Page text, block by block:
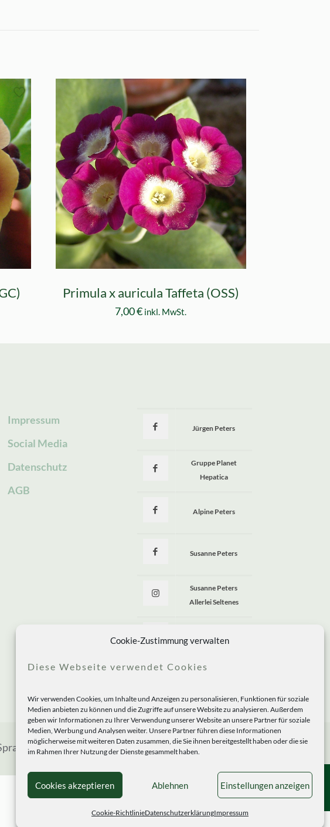
Cookie-Zustimmung verwalten
Diese Webseite verwendet Cookies
Wir verwenden Cookies, um Inhalte und Anzeigen zu personalisieren, Funktionen für soziale
Medien anbieten zu können und die Zugriffe auf unsere Website zu analysieren. Außerdem
geben wir Informationen zu Ihrer Verwendung unserer Website an unsere Partner für soziale
Medien, Werbung und Analysen weiter. Unsere Partner führen diese Informationen
möglicherweise mit weiteren Daten zusammen, die Sie ihnen bereitgestellt haben oder die sie
im Rahmen Ihrer Nutzung der Dienste gesammelt haben.
Cookies akzeptieren Ablehnen Einstellungen anzeigen
Cookie-RichtlinieDatenschutzerklärungImpressum
Primula x auricula Taffeta (OSS)
7,00€ inkl. MwSt.
Impressum
Social Media
Datenschutz
AGB
Jürgen Peters
Gruppe Planet
Hepatica
Alpine Peters
Susanne Peters
Susanne Peters
Allerlei Seltenes
Allerlei Seltenes